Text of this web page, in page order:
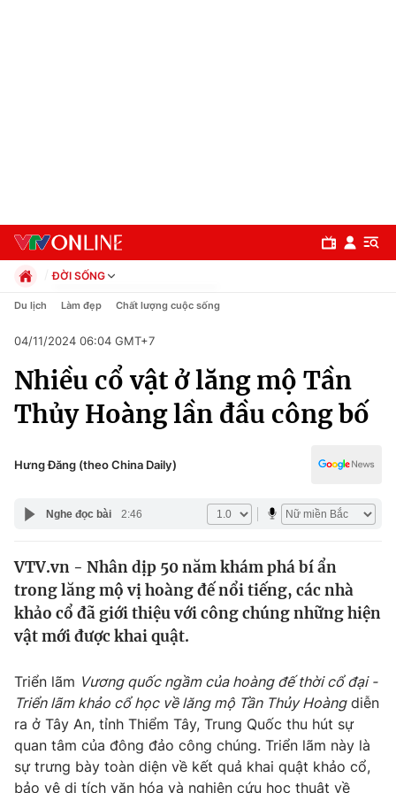
Chuyên mục
Chính trị
Pháp luật
Thế giới
Tin tức
Thế giới đó đây
Câu chuyện quốc tế
Tài chính
Thị trường
Góc doanh nghiệp
Dữ liệu và đời sống
Truyền hình
ĐỜI SỐNG
Chính trị
Pháp luật
Kinh tế
Thể thao
Truyền hình
Y tế
Công nghệ
Du lịch Làm đẹp Chất lượng cuộc sống
04/11/2024 06:04 GMT+7
Nhiều cổ vật ở lăng mộ Tần
Thủy Hoàng lần đầu công bố
Hưng Đăng (theo China Daily)
Nghe đọc bài 2:46
VTV.vn - Nhân dịp 50 năm khám phá bí ẩn
trong lăng mộ vị hoàng đế nổi tiếng, các nhà
khảo cổ đã giới thiệu với công chúng những hiện
vật mới được khai quật.
Triển lãm Vương quốc ngầm của hoàng đế thời cổ đại -
Triển lãm khảo cổ học về lăng mộ Tần Thủy Hoàngdiễn
ra ở Tây An, tỉnh Thiểm Tây, Trung Quốc thu hút sự
quan tâm của đông đảo công chúng. Triển lãm này là
sự trưng bày toàn diện về kết quả khai quật khảo cổ,
bảo vệ di tích văn hóa và nghiên cứu học thuật về